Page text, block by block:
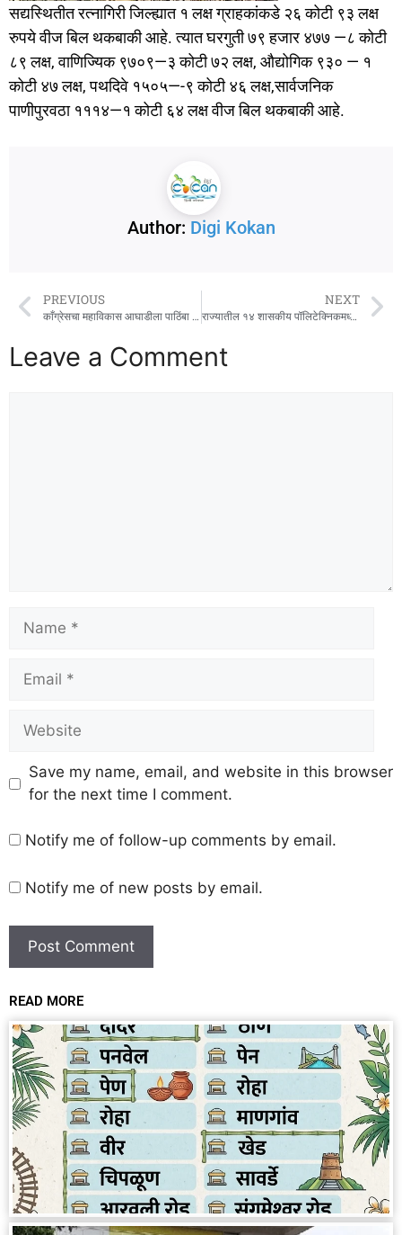
सद्यस्थितीत रत्नागिरी जिल्ह्यात १ लक्ष ग्राहकांकडे २६ कोटी ९३ लक्ष
रुपये वीज बिल थकबाकी आहे. त्यात घरगुती ७९ हजार ४७७ —८ कोटी
८९ लक्ष, वाणिज्यिक ९७०९—३ कोटी ७२ लक्ष, औद्योगिक ९३० — १
कोटी ४७ लक्ष, पथदिवे १५०५—-९ कोटी ४६ लक्ष,सार्वजनिक
पाणीपुरवठा १११४—१ कोटी ६४ लक्ष वीज बिल थकबाकी आहे.
Author: Digi Kokan
PREVIOUS
काँग्रेसचा महाविकास आघाडीला पाठिंबा कायम, बहुमत ‘मविआ’कडेच : नाना पटोले
NEXT
राज्यातील १४ शासकीय पॉलिटेक्निकमध्ये अल्पसंख्याक विद्यार्थ्यांसाठी विशेष तुकडी
Leave a Comment
Save my name, email, and website in this browser
for the next time I comment.
Notify me of follow-up comments by email.
Notify me of new posts by email.
READ MORE